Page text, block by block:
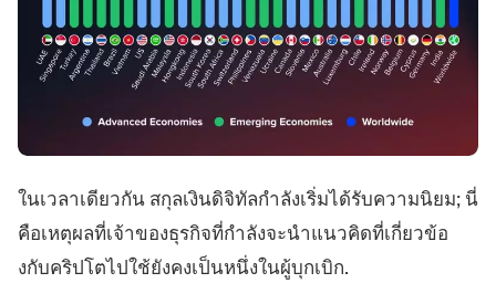
ในเวลาเดียวกัน สกุลเงินดิจิทัลกำลังเริ่มได้รับความนิยม; นี่
คือเหตุผลที่เจ้าของธุรกิจที่กำลังจะนำแนวคิดที่เกี่ยวข้อ
งกับคริปโตไปใช้ยังคงเป็นหนึ่งในผู้บุกเบิก.
ติดตามเรา